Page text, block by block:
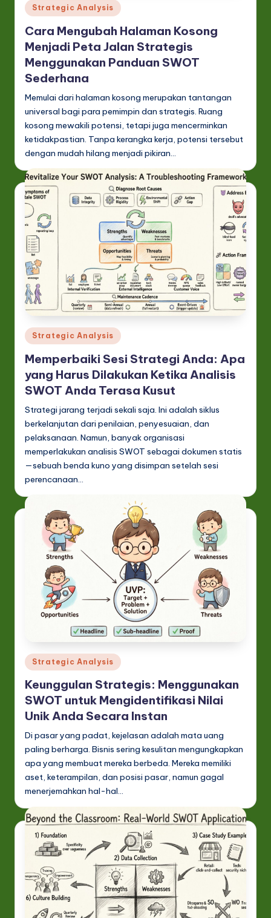
Posted
Strategic Analysis
Cara Mengubah Halaman Kosong
Menjadi Peta Jalan Strategis
Menggunakan Panduan SWOT
Sederhana
Memulai dari halaman kosong merupakan tantangan
universal bagi para pemimpin dan strategis. Ruang
kosong mewakili potensi, tetapi juga mencerminkan
ketidakpastian. Tanpa kerangka kerja, potensi tersebut
dengan mudah hilang menjadi pikiran…
Posted
in
Strategic Analysis
Memperbaiki Sesi Strategi Anda: Apa
yang Harus Dilakukan Ketika Analisis
SWOT Anda Terasa Kusut
Strategi jarang terjadi sekali saja. Ini adalah siklus
berkelanjutan dari penilaian, penyesuaian, dan
pelaksanaan. Namun, banyak organisasi
memperlakukan analisis SWOT sebagai dokumen statis
—sebuah benda kuno yang disimpan setelah sesi
perencanaan…
Posted
in
Strategic Analysis
Keunggulan Strategis: Menggunakan
SWOT untuk Mengidentifikasi Nilai
Unik Anda Secara Instan
Di pasar yang padat, kejelasan adalah mata uang
paling berharga. Bisnis sering kesulitan mengungkapkan
apa yang membuat mereka berbeda. Mereka memiliki
aset, keterampilan, dan posisi pasar, namun gagal
menerjemahkan hal-hal…